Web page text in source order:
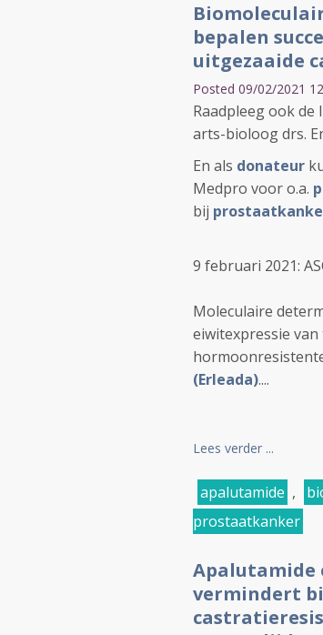
bepalen
uitgezaaide
Posted 09/02/2021
Raadpleeg ook de
arts-bioloog drs.
En als donateur
Medpro voor o.a.
bij
9 februari 2021:
Moleculaire
eiwitexpressie
(Erleada)....
Lees verder ...
apalutamide ,
prostaatkanker
Apalutamide
vermindert